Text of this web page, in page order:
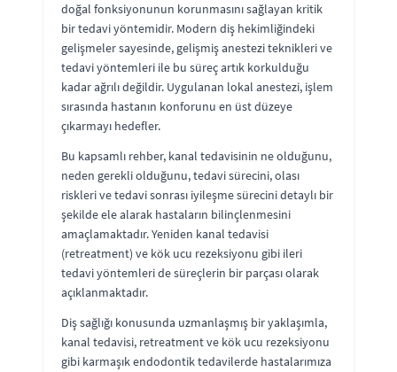
doğal fonksiyonunun korunmasını sağlayan kritik
bir tedavi yöntemidir. Modern diş hekimliğindeki
gelişmeler sayesinde, gelişmiş anestezi teknikleri ve
tedavi yöntemleri ile bu süreç artık korkulduğu
kadar ağrılı değildir. Uygulanan lokal anestezi, işlem
sırasında hastanın konforunu en üst düzeye
çıkarmayı hedefler.
Bu kapsamlı rehber, kanal tedavisinin ne olduğunu,
neden gerekli olduğunu, tedavi sürecini, olası
riskleri ve tedavi sonrası iyileşme sürecini detaylı bir
şekilde ele alarak hastaların bilinçlenmesini
amaçlamaktadır. Yeniden kanal tedavisi
(retreatment) ve kök ucu rezeksiyonu gibi ileri
tedavi yöntemleri de süreçlerin bir parçası olarak
açıklanmaktadır.
Diş sağlığı konusunda uzmanlaşmış bir yaklaşımla,
kanal tedavisi, retreatment ve kök ucu rezeksiyonu
gibi karmaşık endodontik tedavilerde hastalarımıza